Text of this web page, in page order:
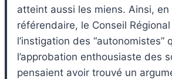
atteint aussi les miens. Ainsi,
référendaire, le Conseil
l’instigation des “autonomistes”
l’approbation enthousiaste des
pensaient avoir trouvé un